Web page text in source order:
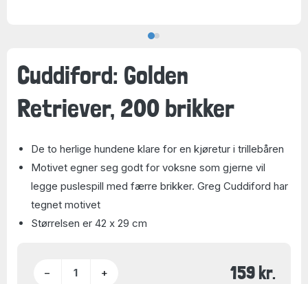
Cuddiford: Golden
Retriever, 200 brikker
De to herlige hundene klare for en kjøretur i trillebåren
Motivet egner seg godt for voksne som gjerne vil
legge puslespill med færre brikker. Greg Cuddiford har
tegnet motivet
Størrelsen er 42 x 29 cm
− + 159 kr.